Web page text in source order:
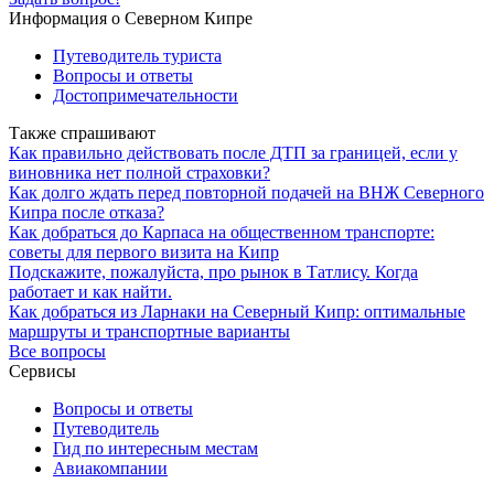
Информация о Северном Кипре
Путеводитель туриста
Вопросы и ответы
Достопримечательности
Также спрашивают
Как правильно действовать после ДТП за границей, если у
виновника нет полной страховки?
Как долго ждать перед повторной подачей на ВНЖ Северного
Кипра после отказа?
Как добраться до Карпаса на общественном транспорте:
советы для первого визита на Кипр
Подскажите, пожалуйста, про рынок в Татлису. Когда
работает и как найти.
Как добраться из Ларнаки на Северный Кипр: оптимальные
маршруты и транспортные варианты
Все вопросы
Сервисы
Вопросы и ответы
Путеводитель
Гид по интересным местам
Авиакомпании